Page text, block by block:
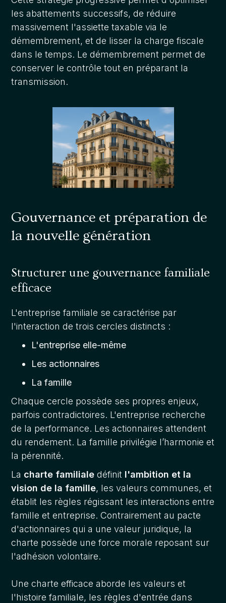
les abattements successifs, de réduire
massivement l'assiette taxable via le
démembrement, et de lisser la charge fiscale
dans le temps. Le démembrement permet de
conserver le contrôle tout en préparant la
transmission.
Gouvernance et préparation de
la nouvelle génération
Structurer une gouvernance familiale
efficace
L'entreprise familiale se caractérise par
l'interaction de trois cercles distincts :
L'entreprise elle-même
Les actionnaires
La famille
Chaque cercle possède ses propres enjeux,
parfois contradictoires. L'entreprise recherche
de la performance. Les actionnaires attendent
du rendement. La famille privilégie l’harmonie et
la pérennité.
La charte familiale définit l'ambition et la
vision de la famille, les valeurs communes, et
établit les règles régissant les interactions entre
famille et entreprise. Contrairement au pacte
d'actionnaires qui a une valeur juridique, la
charte possède une force morale reposant sur
l'adhésion volontaire.
Une charte efficace aborde les valeurs et
l'histoire familiale, les règles d'entrée dans